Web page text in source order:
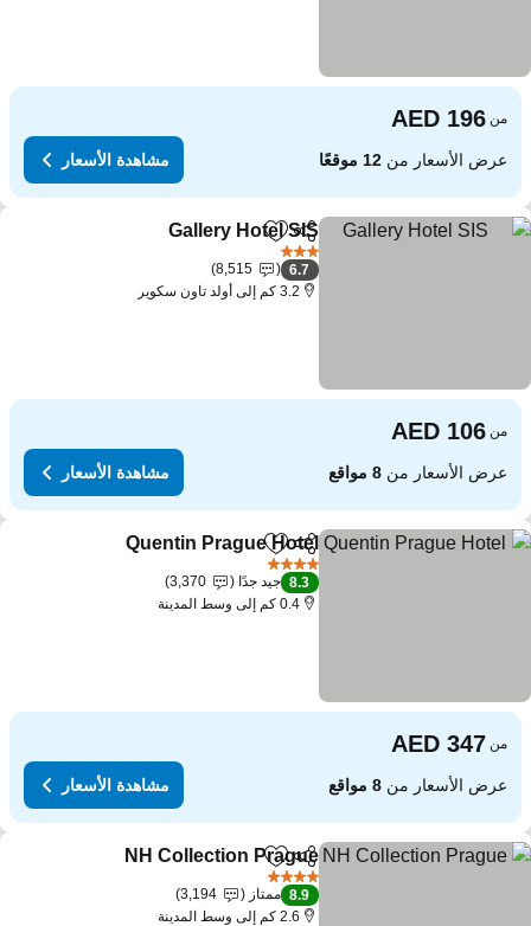
من
عرض الأسعار من12 موقعًا مشاهدة الأسعار
مشاركةAdd to favorites
Gallery Hotel SIS
6.7
8,515
3.2 كم إلى أولد تاون سكوير
من
عرض الأسعار من8 مواقع مشاهدة الأسعار
مشاركةAdd to favorites
Quentin Prague Hotel
8.3 جيد جدًا
3,370
0.4 كم إلى وسط المدينة
من
عرض الأسعار من8 مواقع مشاهدة الأسعار
مشاركةAdd to favorites
NH Collection Prague
8.9 ممتاز
3,194
2.6 كم إلى وسط المدينة